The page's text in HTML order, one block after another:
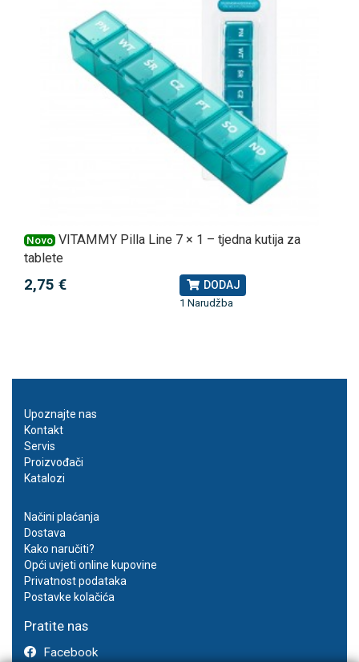
Novo VITAMMY Pilla Line 7 × 1 – tjedna kutija za
tablete
2,75 € DODAJ
1 Narudžba
Upoznajte nas
Kontakt
Servis
Proizvođači
Katalozi
Načini plaćanja
Dostava
Kako naručiti?
Opći uvjeti online kupovine
Privatnost podataka
Postavke kolačića
Pratite nas
Facebook